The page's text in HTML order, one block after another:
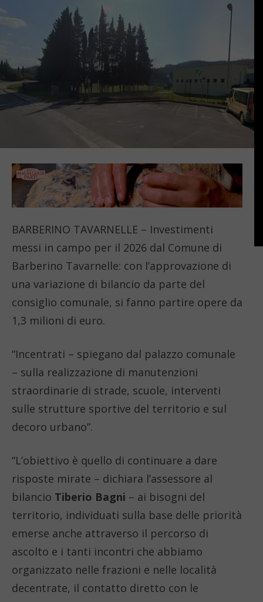
BARBERINO TAVARNELLE – Investimenti
messi in campo per il 2026 dal Comune di
Barberino Tavarnelle: con l’approvazione di
una variazione di bilancio da parte del
consiglio comunale, si fanno partire opere da
1,3 milioni di euro.
“Incentrati – spiegano dal palazzo comunale
– sulla realizzazione di manutenzioni
straordinarie di strade, scuole, interventi
sulle strutture sportive del territorio e sul
decoro urbano”.
“L’obiettivo è quello di continuare a dare
risposte mirate – dichiara l’assessore al
bilancio Tiberio Bagni – ai bisogni del
territorio, individuati sulla base delle priorità
emerse anche attraverso il percorso di
ascolto e i tanti incontri che abbiamo
organizzato nelle frazioni e nelle località
decentrate, il contatto diretto con le